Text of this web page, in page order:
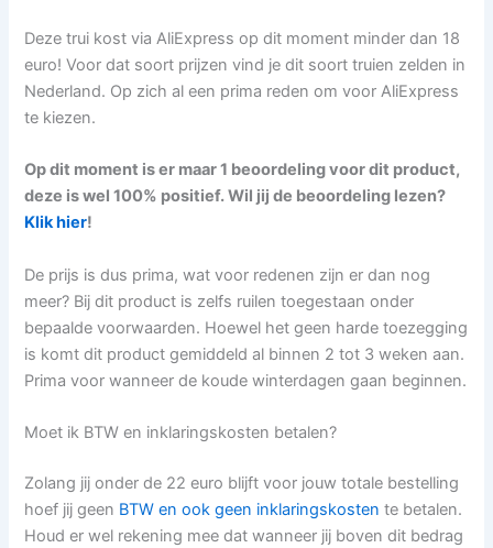
Deze trui kost via AliExpress op dit moment minder dan 18
euro! Voor dat soort prijzen vind je dit soort truien zelden in
Nederland. Op zich al een prima reden om voor AliExpress
te kiezen.
Op dit moment is er maar 1 beoordeling voor dit product,
deze is wel 100% positief. Wil jij de beoordeling lezen?
Klik hier!
De prijs is dus prima, wat voor redenen zijn er dan nog
meer? Bij dit product is zelfs ruilen toegestaan onder
bepaalde voorwaarden. Hoewel het geen harde toezegging
is komt dit product gemiddeld al binnen 2 tot 3 weken aan.
Prima voor wanneer de koude winterdagen gaan beginnen.
Moet ik BTW en inklaringskosten betalen?
Zolang jij onder de 22 euro blijft voor jouw totale bestelling
hoef jij geen BTW en ook geen inklaringskosten te betalen.
Houd er wel rekening mee dat wanneer jij boven dit bedrag